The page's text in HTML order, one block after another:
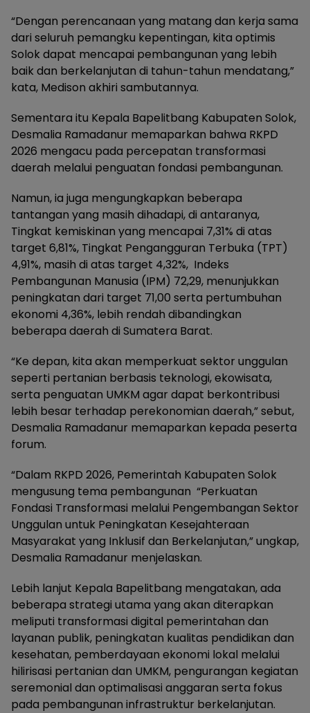
“Dengan perencanaan yang matang dan kerja sama
dari seluruh pemangku kepentingan, kita optimis
Solok dapat mencapai pembangunan yang lebih
baik dan berkelanjutan di tahun-tahun mendatang,”
kata, Medison akhiri sambutannya.
Sementara itu Kepala Bapelitbang Kabupaten Solok,
Desmalia Ramadanur memaparkan bahwa RKPD
2026 mengacu pada percepatan transformasi
daerah melalui penguatan fondasi pembangunan.
Namun, ia juga mengungkapkan beberapa
tantangan yang masih dihadapi, di antaranya,
Tingkat kemiskinan yang mencapai 7,31% di atas
target 6,81%, Tingkat Pengangguran Terbuka (TPT)
4,91%, masih di atas target 4,32%, Indeks
Pembangunan Manusia (IPM) 72,29, menunjukkan
peningkatan dari target 71,00 serta pertumbuhan
ekonomi 4,36%, lebih rendah dibandingkan
beberapa daerah di Sumatera Barat.
“Ke depan, kita akan memperkuat sektor unggulan
seperti pertanian berbasis teknologi, ekowisata,
serta penguatan UMKM agar dapat berkontribusi
lebih besar terhadap perekonomian daerah,” sebut,
Desmalia Ramadanur memaparkan kepada peserta
forum.
“Dalam RKPD 2026, Pemerintah Kabupaten Solok
mengusung tema pembangunan “Perkuatan
Fondasi Transformasi melalui Pengembangan Sektor
Unggulan untuk Peningkatan Kesejahteraan
Masyarakat yang Inklusif dan Berkelanjutan,” ungkap,
Desmalia Ramadanur menjelaskan.
Lebih lanjut Kepala Bapelitbang mengatakan, ada
beberapa strategi utama yang akan diterapkan
meliputi transformasi digital pemerintahan dan
layanan publik, peningkatan kualitas pendidikan dan
kesehatan, pemberdayaan ekonomi lokal melalui
hilirisasi pertanian dan UMKM, pengurangan kegiatan
seremonial dan optimalisasi anggaran serta fokus
pada pembangunan infrastruktur berkelanjutan.